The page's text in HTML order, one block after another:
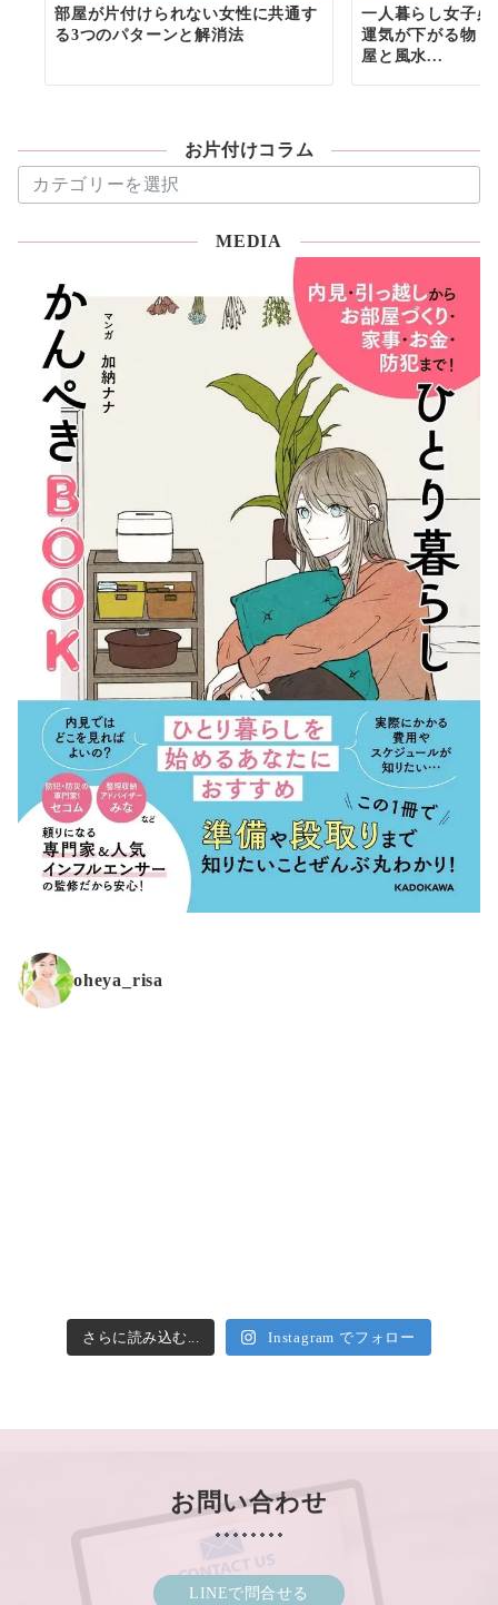
部屋が片付けられない女性に共通す
る3つのパターンと解消法
一人暮らし女子
運気が下がる物
屋と風水...
お片付けコラム
片
MEDIA
oheya_risa
さらに読み込む... Instagram でフォロー
お問い合わせ
LINEで問合せる